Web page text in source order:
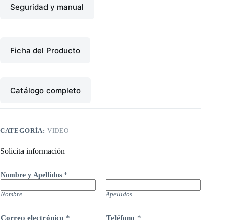
Seguridad y manual
Ficha del Producto
Catálogo completo
CATEGORÍA:VIDEO
Solicita información
Nombre y Apellidos *
Nombre Apellidos
Correo electrónico * Teléfono *